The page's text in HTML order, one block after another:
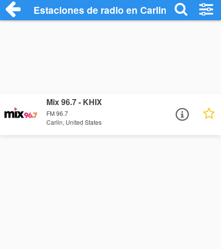
Estaciones de radio en Carlin -
Mix 96.7 - KHIX
FM 96.7
Carlin, United States